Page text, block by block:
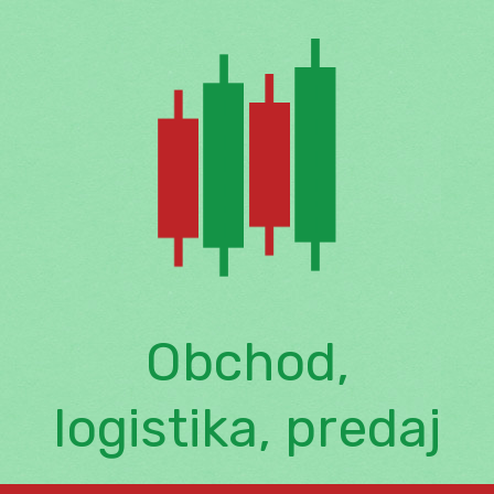
Obchod,
logistika, predaj